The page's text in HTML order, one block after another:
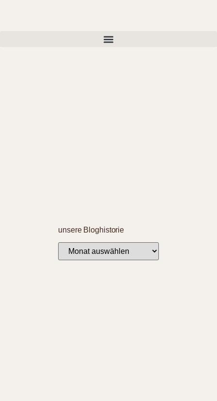
unsere Bloghistorie